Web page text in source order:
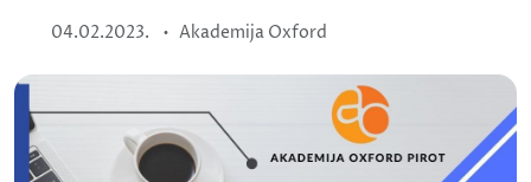
04.02.2023. • Akademija Oxford